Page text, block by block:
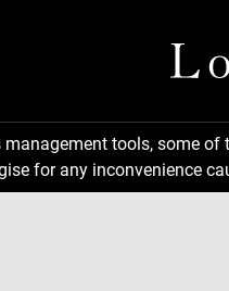
tools, some
for any inconvenience